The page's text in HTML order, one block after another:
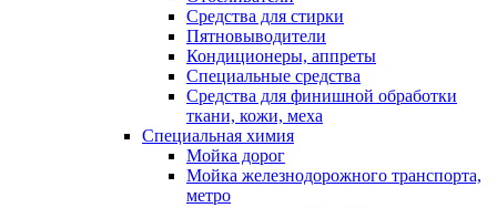
Средства для стирки
Пятновыводители
Кондиционеры, аппреты
Специальные средства
Средства для финишной обработки
ткани, кожи, меха
Специальная химия
Мойка дорог
Мойка железнодорожного транспорта,
метро